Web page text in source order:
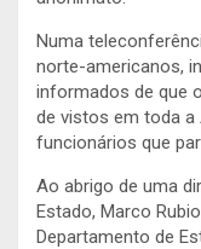
Numa
norte-americanos,
informados de que
de vistos em toda
funcionários que
Ao abrigo de uma
Estado, Marco
Departamento de